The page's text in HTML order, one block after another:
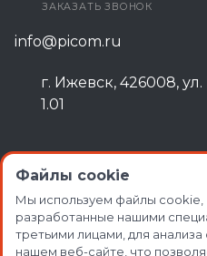
ЗАКАЗАТЬ ЗВОНОК
info@picom.ru
г. Ижевск, 426008, ул.
1.01
Файлы cookie
Мы используем файлы cookie,
разработанные нашими
третьими лицами, для анализа
нашем веб-сайте, что